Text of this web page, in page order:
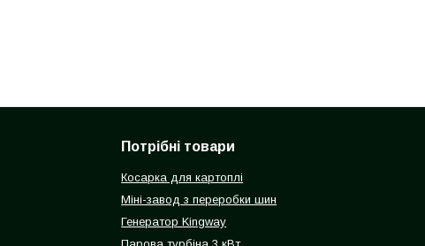
Потрібні товари
Косарка для картоплі
Міні-завод з переробки шин
Генератор Kingway